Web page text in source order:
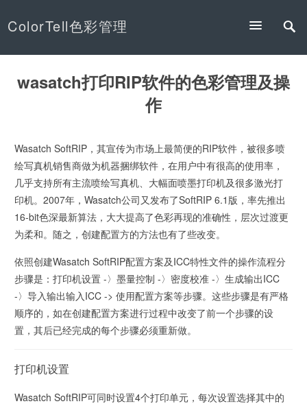
ColorTell色彩管理
wasatch打印RIP软件的色彩管理及操
作
Wasatch SoftRIP，其宣传为市场上最简便的RIP软件，被很多喷
绘写真机销售商做为机器捆绑软件，在用户中有很高的使用率，
几乎支持所有主流喷绘写真机、大幅面喷墨打印机及很多激光打
印机。2007年，Wasatch公司又发布了SoftRIP 6.1版，率先推出
16-bit色深最新算法，大大提高了色彩再现的准确性，层次过渡更
为柔和。随之，创建配置方的方法也有了些改变。
依照创建Wasatch SoftRIP配置方案及ICC特性文件的操作流程分
步骤是：打印机设置 -〉墨量控制 -〉密度校准 -〉生成输出ICC
-〉导入输出输入ICC -> 使用配置方案等步骤。这些步骤是有严格
顺序的，如在创建配置方案进行过程中改变了前一个步骤的设
置，其后已经完成的每个步骤必须重新做。
打印机设置
Wasatch SoftRIP可同时设置4个打印单元，每次设置选择其中的